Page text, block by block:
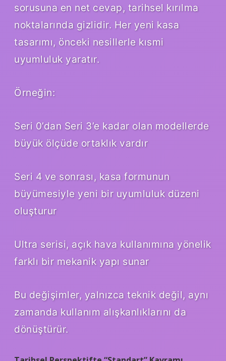
sorusuna en net cevap, tarihsel kırılma
noktalarında gizlidir. Her yeni kasa
tasarımı, önceki nesillerle kısmi
uyumluluk yaratır.
Örneğin:
Seri 0’dan Seri 3’e kadar olan modellerde
büyük ölçüde ortaklık vardır
Seri 4 ve sonrası, kasa formunun
büyümesiyle yeni bir uyumluluk düzeni
oluşturur
Ultra serisi, açık hava kullanımına yönelik
farklı bir mekanik yapı sunar
Bu değişimler, yalnızca teknik değil, aynı
zamanda kullanım alışkanlıklarını da
dönüştürür.